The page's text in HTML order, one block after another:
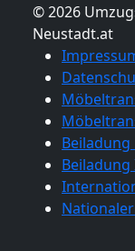
© 2026
Neustadt.at